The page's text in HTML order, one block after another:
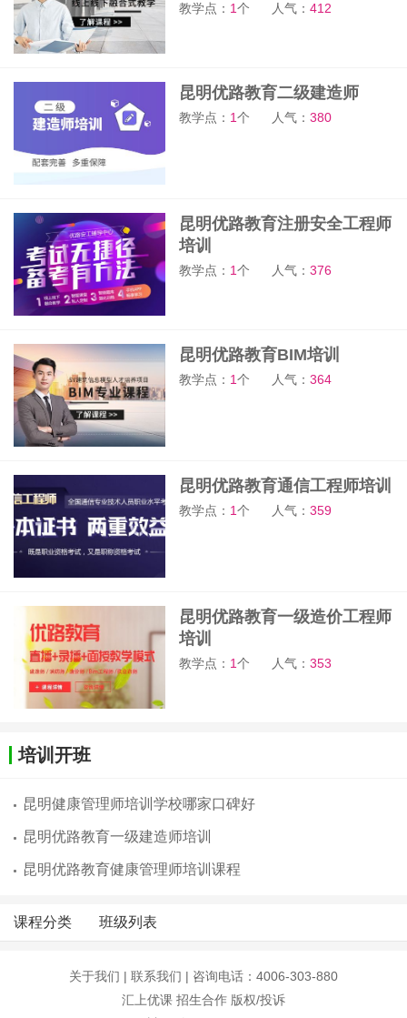
教学点： 1个 人气：412
昆明优路教育二级建造师
教学点： 1个 人气：380
昆明优路教育注册安全工程师
培训
教学点： 1个 人气：376
昆明优路教育BIM培训
教学点： 1个 人气：364
昆明优路教育通信工程师培训
教学点： 1个 人气：359
昆明优路教育一级造价工程师
培训
教学点： 1个 人气：353
培训开班
昆明健康管理师培训学校哪家口碑好
昆明优路教育一级建造师培训
昆明优路教育健康管理师培训课程
课程分类 班级列表
关于我们 | 联系我们 | 咨询电话：4006-303-880
汇上优课 招生合作 版权/投诉